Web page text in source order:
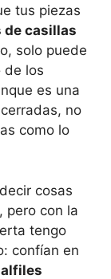
tus piezas
de casillas
solo puede
de los
es una
no
como lo
cosas
pero con la
tengo
confían en